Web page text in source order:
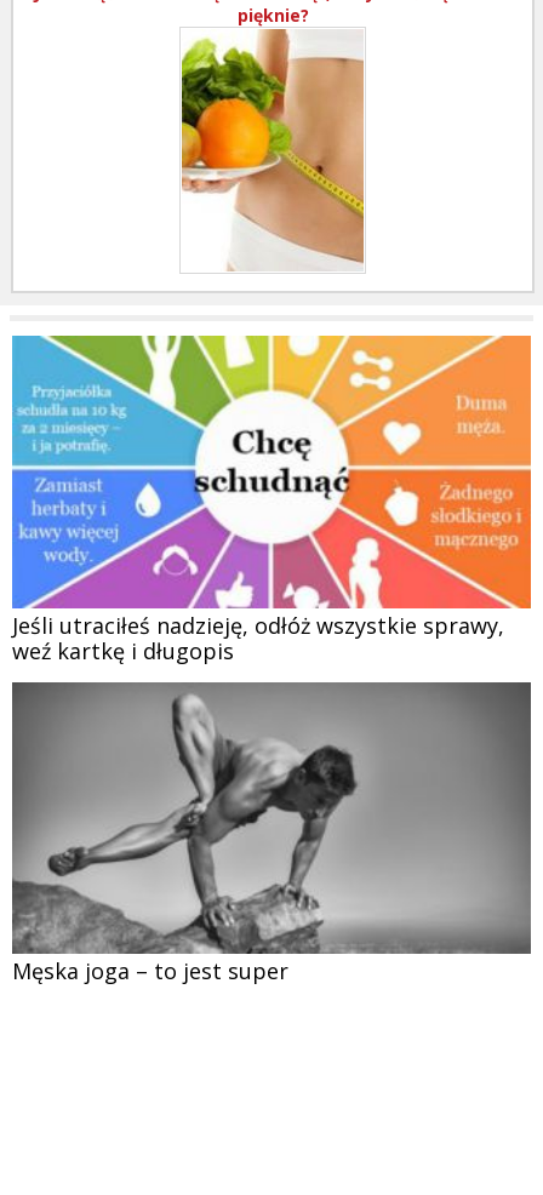
pięknie?
Jeśli utraciłeś nadzieję, odłóż wszystkie sprawy,
weź kartkę i długopis
Męska joga – to jest super